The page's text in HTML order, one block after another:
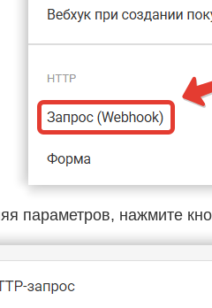
параметров, нажмите